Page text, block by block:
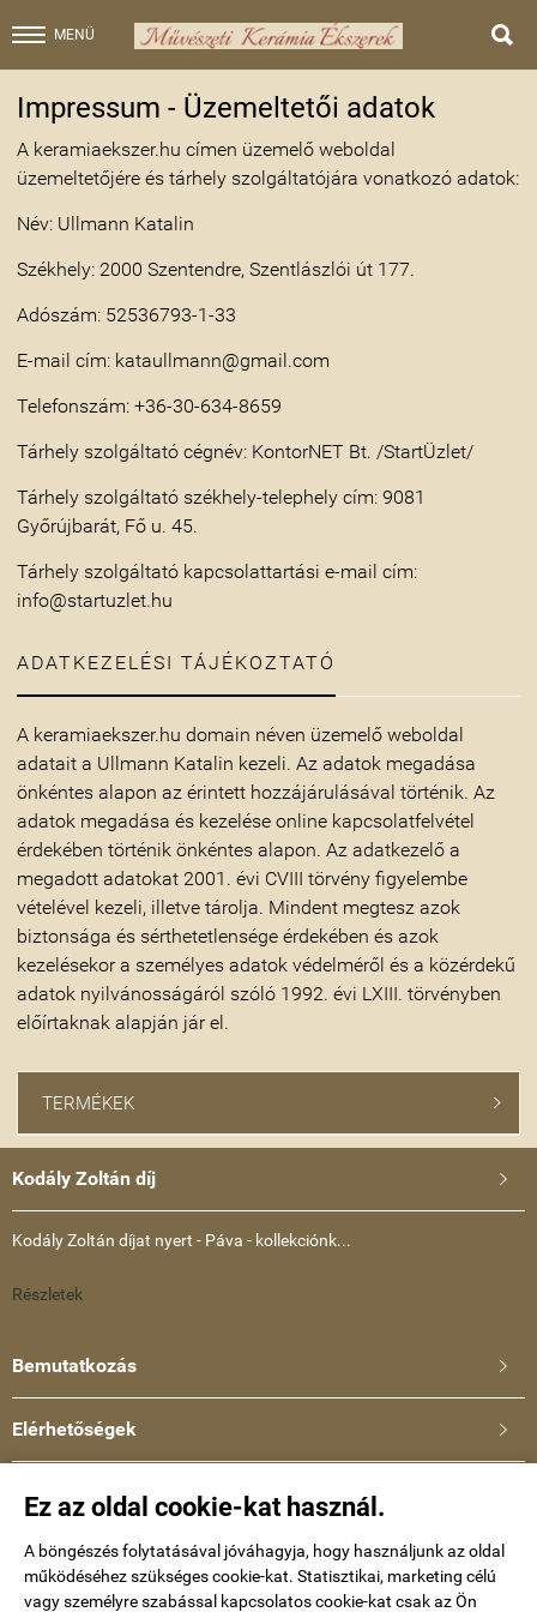
Ez az oldal cookie-kat használ.
A böngészés folytatásával jóváhagyja, hogy használjunk az oldal
működéséhez szükséges cookie-kat. Statisztikai, marketing célú
vagy személyre szabással kapcsolatos cookie-kat csak az Ön
MENÜ 
Impressum - Üzemeltetői adatok
A keramiaekszer.hu címen üzemelő weboldal
üzemeltetőjére és tárhely szolgáltatójára vonatkozó adatok:
Név: Ullmann Katalin
Székhely: 2000 Szentendre, Szentlászlói út 177.
Adószám: 52536793-1-33
E-mail cím: kataullmann@gmail.com
Telefonszám: +36-30-634-8659
Tárhely szolgáltató cégnév: KontorNET Bt. /StartÜzlet/
Tárhely szolgáltató székhely-telephely cím: 9081
Győrújbarát, Fő u. 45.
Tárhely szolgáltató kapcsolattartási e-mail cím:
info@startuzlet.hu
ADATKEZELÉSI TÁJÉKOZTATÓ
A keramiaekszer.hu domain néven üzemelő weboldal
adatait a Ullmann Katalin kezeli. Az adatok megadása
önkéntes alapon az érintett hozzájárulásával történik. Az
adatok megadása és kezelése online kapcsolatfelvétel
érdekében történik önkéntes alapon. Az adatkezelő a
megadott adatokat 2001. évi CVIII törvény figyelembe
vételével kezeli, illetve tárolja. Mindent megtesz azok
biztonsága és sérthetetlensége érdekében és azok
kezelésekor a személyes adatok védelméről és a közérdekű
adatok nyilvánosságáról szóló 1992. évi LXIII. törvényben
előírtaknak alapján jár el.
TERMÉKEK 
Kodály Zoltán díj 
Kodály Zoltán díjat nyert - Páva - kollekciónk...
Részletek
Bemutatkozás 
Elérhetőségek 
Telefonszám: +36-30-634-8659
E-mail:
kataullmann@gmail.com